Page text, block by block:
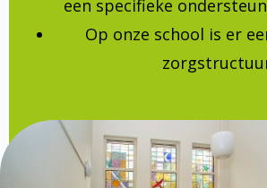
een specifieke
Op onze school is er